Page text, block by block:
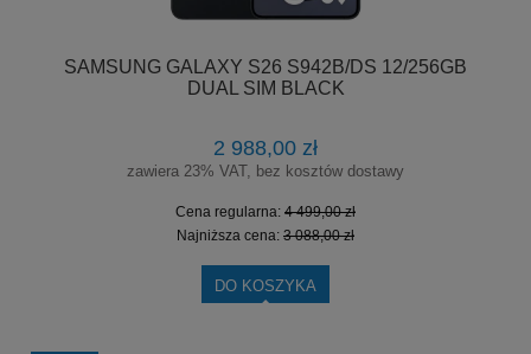
SAMSUNG GALAXY S26 S942B/DS 12/256GB
DUAL SIM BLACK
2 988,00 zł
zawiera 23% VAT, bez kosztów dostawy
Cena regularna: 4 499,00 zł
Najniższa cena: 3 088,00 zł
DO KOSZYKA